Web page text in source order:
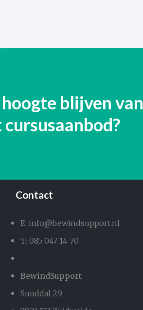
blijven van
cursusaanbod?
Contact
E: info@bewindsupport.nl
T: 085 047 14 70
BewindSupport
Suuddal 29